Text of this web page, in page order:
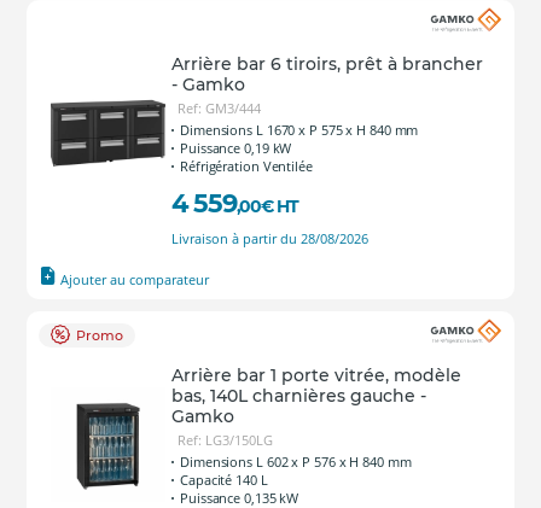
Arrière bar 6 tiroirs, prêt à brancher
- Gamko
Ref: GM3/444
Dimensions L 1670 x P 575 x H 840 mm
Puissance 0,19 kW
Réfrigération Ventilée
4 559,00€ HT
Livraison à partir du 28/08/2026
Ajouter au comparateur
Promo
Arrière bar 1 porte vitrée, modèle
bas, 140L charnières gauche -
Gamko
Ref: LG3/150LG
Dimensions L 602 x P 576 x H 840 mm
Capacité 140 L
Puissance 0,135 kW